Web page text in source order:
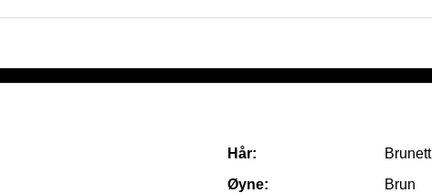
Hår:
Brunett
Øyne:
Brun